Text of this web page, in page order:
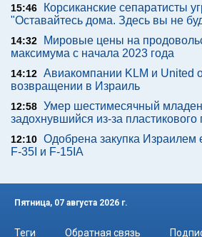
15:46
Корсиканские сепаратисты
"Оставайтесь дома. Здесь вы не
14:32
Мировые цены на
максимума с начала 2023 года
14:12 Авиакомпании KLM и United
возвращении в Израиль
12:58 Умер шестимесячный
задохнувшийся из-за пластикового
12:10 Одобрена закупка Израилем
F-35I и F-15IA
Пятница, 07 августа 2026 г.
Теги Обратная связь